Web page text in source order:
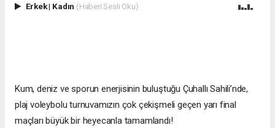
Erkek| Kadın (Haberi Sesli Oku)
Kum, deniz ve sporun enerjisinin buluştuğu Çuhallı Sahili’nde,
plaj voleybolu turnuvamızın çok çekişmeli geçen yarı final
maçları büyük bir heyecanla tamamlandı!